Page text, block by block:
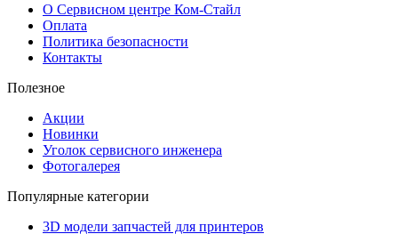
О Сервисном центре Ком-Стайл
Оплата
Политика безопасности
Контакты
Полезное
Акции
Новинки
Уголок сервисного инженера
Фотогалерея
Популярные категории
3D модели запчастей для принтеров